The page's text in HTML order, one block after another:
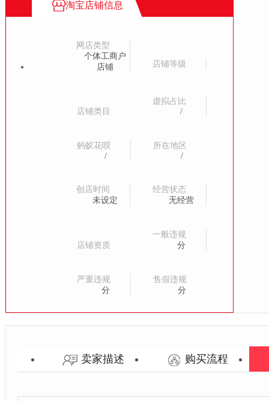
淘宝店铺信息
网店类型
个体工商户
店铺
店铺等级
店铺类目
虚拟占比
/
蚂蚁花呗
/
所在地区
/
创店时间
未设定
经营状态
无经营
店铺资质
一般违规
分
严重违规
分
售假违规
分
比同行业平均水平
卖家描述 购买流程